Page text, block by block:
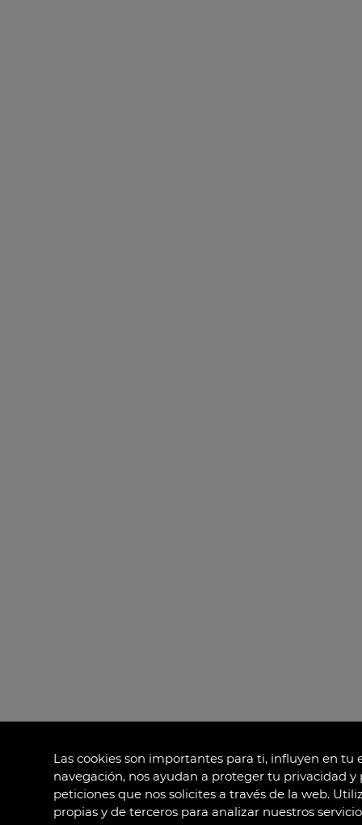
Las cookies son importantes para ti, influyen en tu
navegación, nos ayudan a proteger tu privacidad
peticiones que nos solicites a través de la web.
propias y de terceros para analizar nuestros